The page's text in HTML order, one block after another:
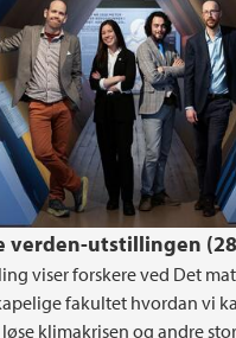
verden-utstillingen
viser forskere ved Det
fakultet hvordan vi
klimakrisen og andre